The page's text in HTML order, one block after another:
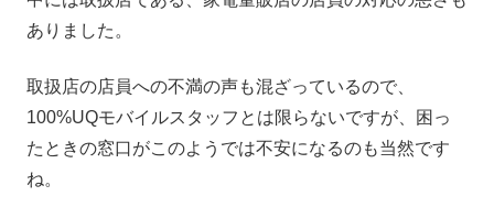
ありました。
取扱店の店員への不満の声も混ざっているので、
100%UQモバイルスタッフとは限らないですが、困っ
たときの窓口がこのようでは不安になるのも当然です
ね。